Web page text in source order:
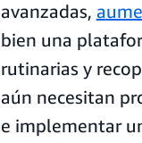
avanzadas,
bien una
rutinarias y
aún necesitan
e implementar